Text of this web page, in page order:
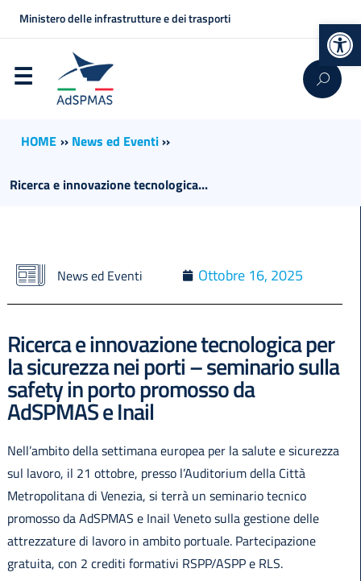
Ministero delle infrastrutture e dei trasporti
HOME ›› News ed Eventi››
Ricerca e innovazione tecnologica...
News ed Eventi Ottobre 16, 2025
Ricerca e innovazione tecnologica per
la sicurezza nei porti – seminario sulla
safety in porto promosso da
AdSPMAS e Inail
Nell’ambito della settimana europea per la salute e sicurezza
sul lavoro, il 21 ottobre, presso l’Auditorium della Città
Metropolitana di Venezia, si terrà un seminario tecnico
promosso da AdSPMAS e Inail Veneto sulla gestione delle
attrezzature di lavoro in ambito portuale. Partecipazione
gratuita, con 2 crediti formativi RSPP/ASPP e RLS.